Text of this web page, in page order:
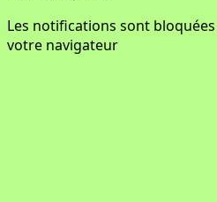
Les notifications sont
votre navigateur